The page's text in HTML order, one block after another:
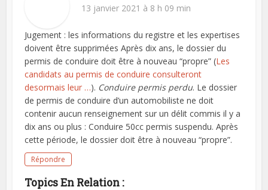
13 janvier 2021 à 8 h 09 min
Jugement : les informations du registre et les expertises
doivent être supprimées Après dix ans, le dossier du
permis de conduire doit être à nouveau “propre” (Les
candidats au permis de conduire consulteront
desormais leur …). Conduire permis perdu. Le dossier
de permis de conduire d’un automobiliste ne doit
contenir aucun renseignement sur un délit commis il y a
dix ans ou plus : Conduire 50cc permis suspendu. Après
cette période, le dossier doit être à nouveau “propre”.
Répondre
Topics En Relation :